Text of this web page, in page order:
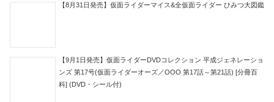
【8月31日発売】仮面ライダーマイス&全仮面ライダー ひみつ大図鑑
【9月1日発売】仮面ライダーDVDコレクション 平成ジェネレーショ
ンズ 第17号(仮面ライダーオーズ／OOO 第17話～第21話) [分冊百
科] (DVD・シール付)